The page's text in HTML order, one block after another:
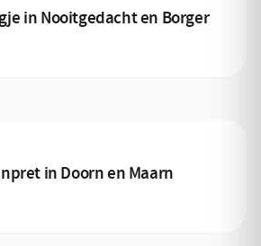
in Nooitgedacht en Borger
in Doorn en Maarn